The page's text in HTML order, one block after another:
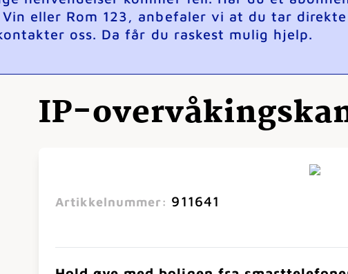
eller Rom 123, anbefaler vi at du tar
oss. Da får du raskest mulig hjelp.
IP-
Artikkelnummer: 911641